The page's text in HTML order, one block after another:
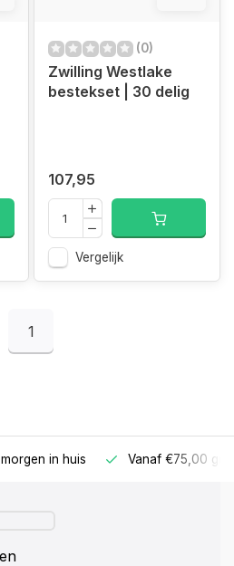
(0)
Zwilling Westlake
bestekset | 30 delig
107,95
Vergelijk
1
in huis Vanaf €75,00